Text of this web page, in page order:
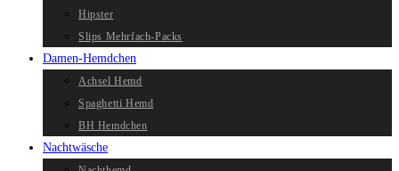
Hipster
Slips Mehrfach-Packs
Damen-Hemdchen
Achsel Hemd
Spaghetti Hemd
BH Hemdchen
Nachtwäsche